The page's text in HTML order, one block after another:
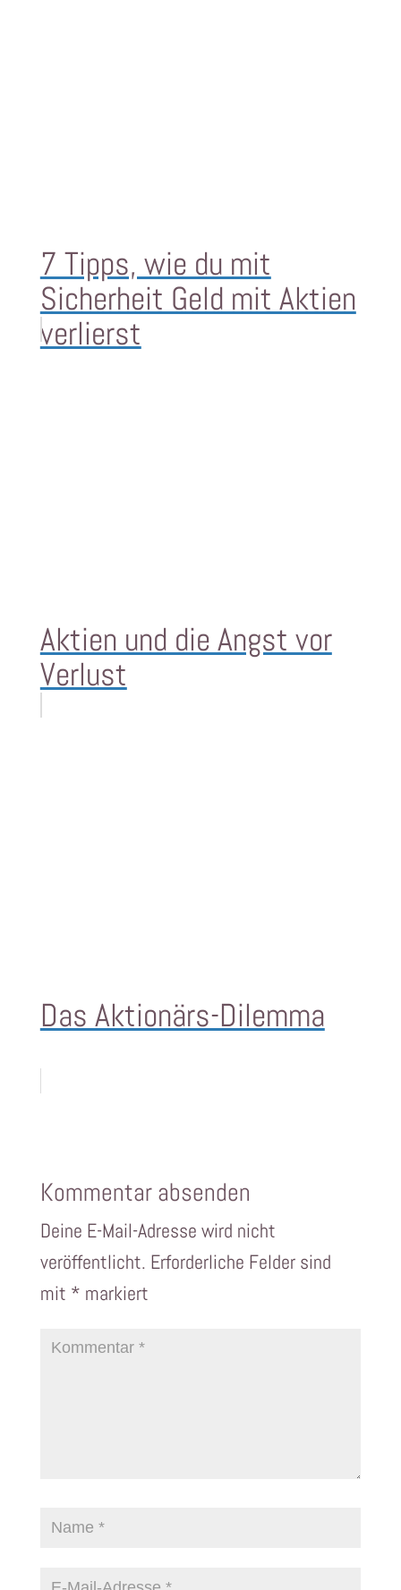
7 Tipps, wie du mit
Sicherheit Geld mit Aktien
verlierst
Aktien und die Angst vor
Verlust
Das Aktionärs-Dilemma
Kommentar absenden
Deine E-Mail-Adresse wird nicht
veröffentlicht. Erforderliche Felder sind
mit * markiert